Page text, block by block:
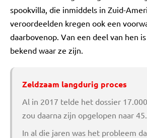
spookvilla, die inmiddels in Zuid-
veroordeelden kregen ook een
daarbovenop. Van een deel van hen
bekend waar ze zijn.
Zeldzaam langdurig proces
Al in 2017 telde het dossier
zou daarna zijn opgelopen naar
In al die jaren was het probleem